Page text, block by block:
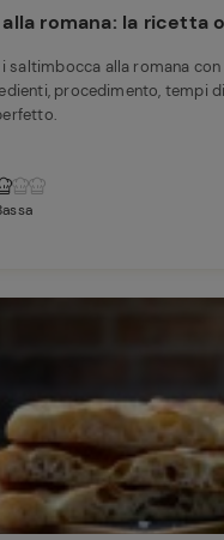
romana: la ricetta
saltimbocca alla romana
procedimento, tempi